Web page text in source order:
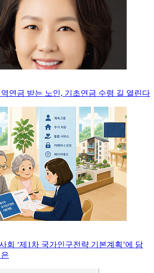
연금 받는 노인, 기초연금 수령 길 열린다
회 ‘제1차 국가인구전략 기본계획’에 담